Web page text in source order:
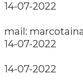
14-07-2022
mail:
14-07-2022
14-07-2022